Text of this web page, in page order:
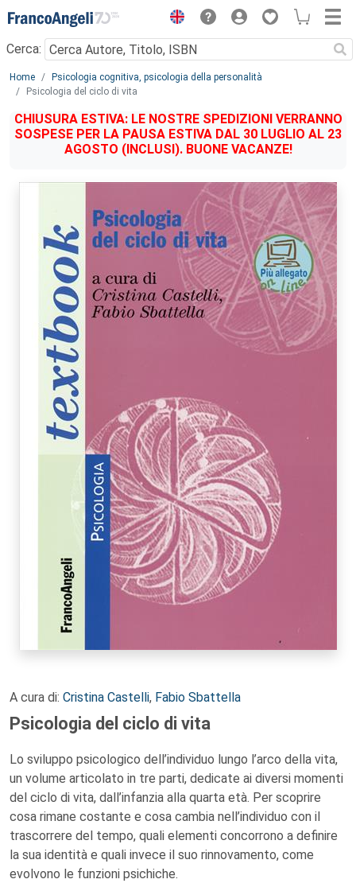
Menu
Cerca:
Main content
Home
Psicologia cognitiva, psicologia della personalità
Psicologia del ciclo di vita
CHIUSURA ESTIVA: LE NOSTRE SPEDIZIONI VERRANNO
SOSPESE PER LA PAUSA ESTIVA DAL 30 LUGLIO AL 23
AGOSTO (INCLUSI). BUONE VACANZE!
A cura di: Cristina Castelli, Fabio Sbattella
Psicologia del ciclo di vita
Lo sviluppo psicologico dell’individuo lungo l’arco della vita,
un volume articolato in tre parti, dedicate ai diversi momenti
del ciclo di vita, dall’infanzia alla quarta età. Per scoprire
cosa rimane costante e cosa cambia nell’individuo con il
trascorrere del tempo, quali elementi concorrono a definire
la sua identità e quali invece il suo rinnovamento, come
evolvono le funzioni psichiche.